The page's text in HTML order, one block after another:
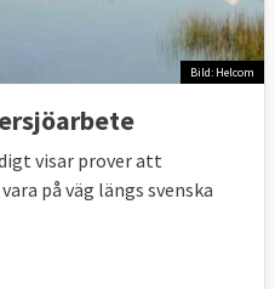
Bild: Helcom
visar prover att
på väg längs svenska